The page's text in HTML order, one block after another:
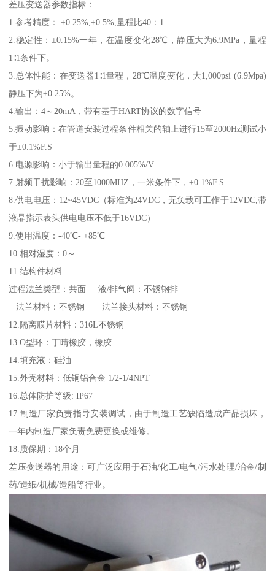
差压变送器参数指标：
1.参考精度： ±0.25%,±0.5%,量程比40：1
2.稳定性：±0.15%一年，在温度变化28℃，静压大为6.9MPa，量程
1∶1条件下。
3.总体性能：在变送器1∶1量程，28℃温度变化，大1,000psi (6.9Mpa)
静压下为±0.25%。
4.输出：4～20mA，带有基于HART协议的数字信号
5.振动影响：在管道安装过程条件相关的轴上进行15至2000Hz测试小
于±0.1%F.S
6.电源影响：小于输出量程的0.005%/V
7.射频干扰影响：20至1000MHZ，一米条件下，±0.1%F.S
8.供电电压：12~45VDC（标准为24VDC，无负载可工作于12VDC,带
液晶指示表头供电电压不低于16VDC）
9.使用温度：-40℃- +85℃
10.相对湿度：0～
11.结构件材料
过程法兰类型：共面 液/排气阀：不锈钢排
法兰材料：不锈钢 法兰接头材料：不锈钢
12.隔离膜片材料：316L不锈钢
13.O型环：丁晴橡胶，橡胶
14.填充液：硅油
15.外壳材料：低铜铝合金 1/2-1/4NPT
16.总体防护等级: IP67
17.制造厂家负责指导安装调试，由于制造工艺缺陷造成产品损坏，
一年内制造厂家负责免费更换或维修。
18.质保期：18个月
差压变送器的用途：可广泛应用于石油/化工/电气/污水处理/冶金/制
药/造纸/机械/造船等行业。